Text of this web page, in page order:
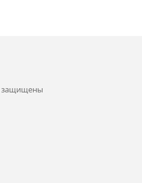
защищены